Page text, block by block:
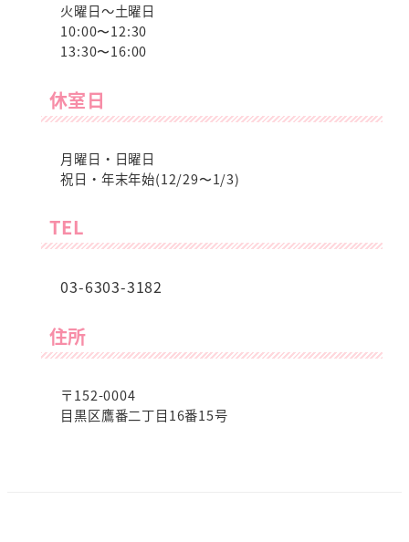
火曜日～土曜日
10:00〜12:30
13:30〜16:00
休室日
月曜日・日曜日
祝日・年末年始(12/29〜1/3)
TEL
03-6303-3182
住所
〒152-0004
目黒区鷹番二丁目16番15号